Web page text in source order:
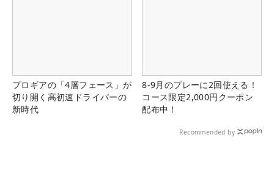
プロギアの「4層フェース」が
切り開く高初速ドライバーの
新時代
8-9月のプレーに2回使える！
コース限定2,000円クーポン
配布中！
Recommended by